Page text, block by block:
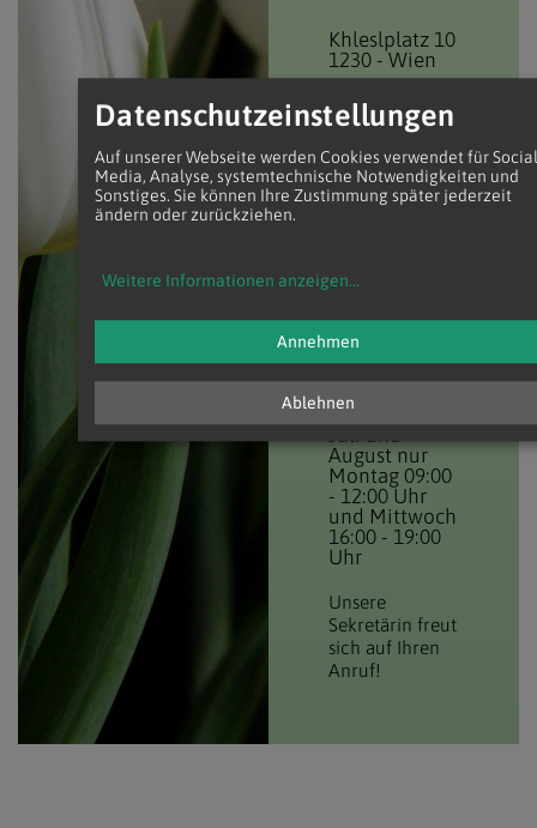
Khleslplatz 10
1230 - Wien
E:pfarre.altmannsdorf@katholischekirche.at
T:+43 (1) 804 77 87
Wir sind für Sie
Uhr
und
von 16:00 -
19:00 Uhr
August nur
Montag 09:00
- 12:00 Uhr
und Mittwoch
16:00 - 19:00
Uhr
Unsere
Sekretärin freut
sich auf Ihren
Anruf!
Datenschutzeinstellungen
Auf unserer Webseite werden Cookies verwendet für Social
Media, Analyse, systemtechnische Notwendigkeiten und
Sonstiges. Sie können Ihre Zustimmung später jederzeit
ändern oder zurückziehen.
Weitere Informationen anzeigen...
Ablehnen
Annehmen